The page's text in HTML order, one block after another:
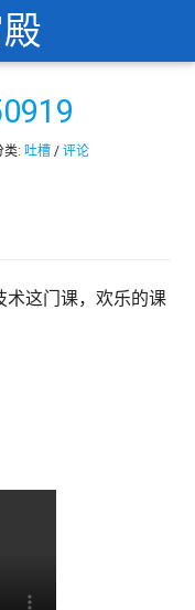
类:吐槽 /评论
术这门课，欢乐的课